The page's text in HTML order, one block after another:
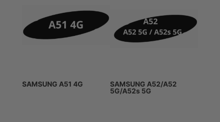
SAMSUNG A51 4G
SAMSUNG A52/A52
5G/A52s 5G